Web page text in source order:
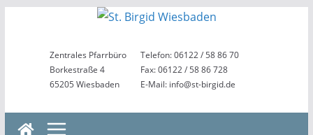
springenZentrales Pfarrbüro
Borkestraße 4
65205 Wiesbaden
Telefon: 06122 / 58 86 70
Fax: 06122 / 58 86 728
E-Mail: info@st-birgid.de